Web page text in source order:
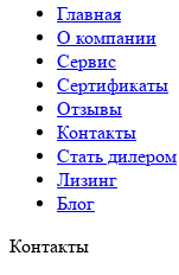
Главная
О компании
Сервис
Сертификаты
Отзывы
Контакты
Стать дилером
Лизинг
Блог
Контакты